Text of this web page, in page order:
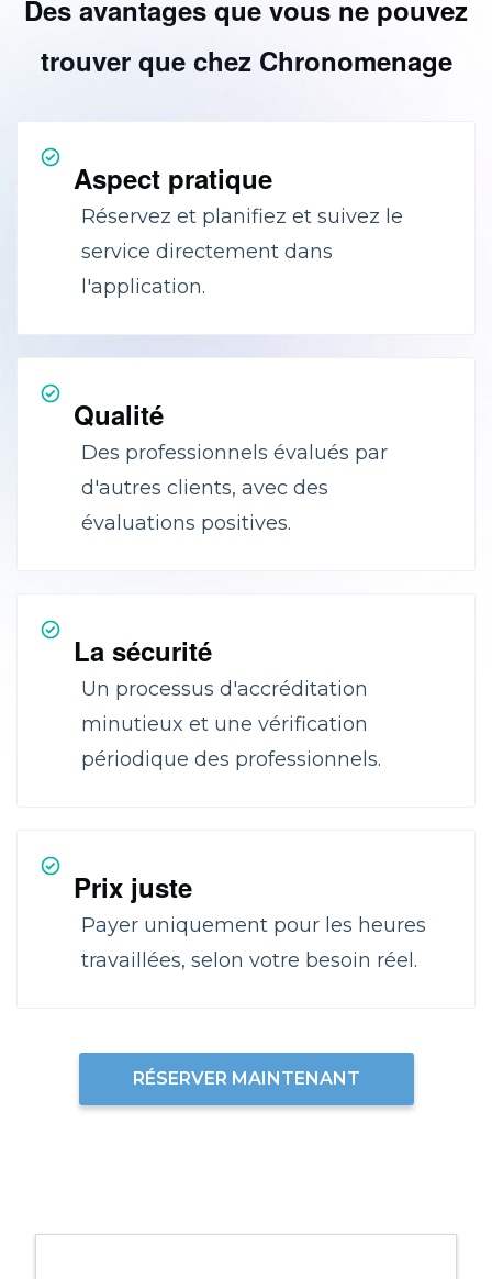
Des avantages que vous ne pouvez
trouver que chez Chronomenage
Aspect pratique
Réservez et planifiez et suivez le
service directement dans
l'application.
Qualité
Des professionnels évalués par
d'autres clients, avec des
évaluations positives.
La sécurité
Un processus d'accréditation
minutieux et une vérification
périodique des professionnels.
Prix juste
Payer uniquement pour les heures
travaillées, selon votre besoin réel.
RÉSERVER MAINTENANT